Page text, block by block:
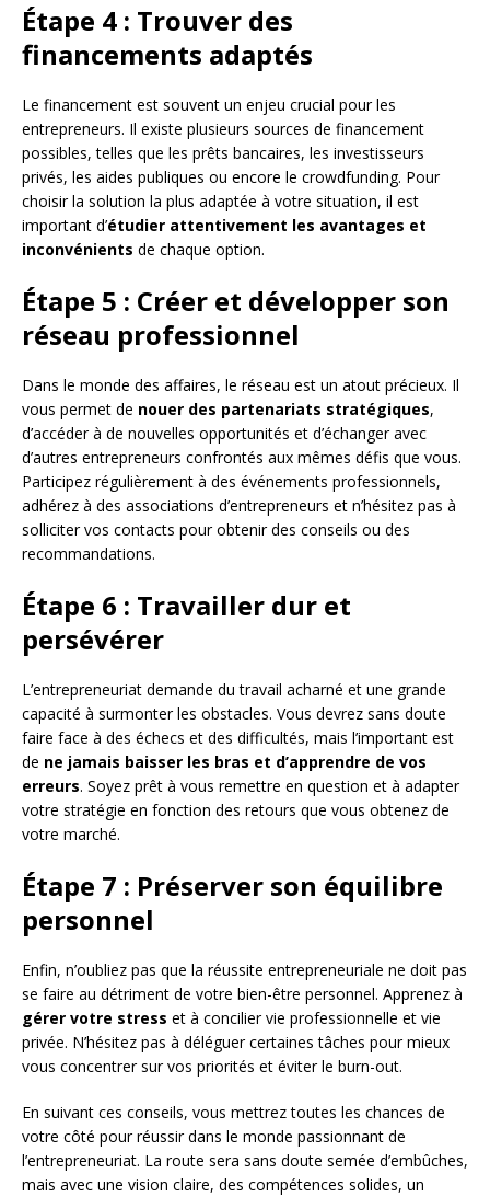
Étape 4 : Trouver des
financements adaptés
Le financement est souvent un enjeu crucial pour les
entrepreneurs. Il existe plusieurs sources de financement
possibles, telles que les prêts bancaires, les investisseurs
privés, les aides publiques ou encore le crowdfunding. Pour
choisir la solution la plus adaptée à votre situation, il est
important d’étudier attentivement les avantages et
inconvénients de chaque option.
Étape 5 : Créer et développer son
réseau professionnel
Dans le monde des affaires, le réseau est un atout précieux. Il
vous permet de nouer des partenariats stratégiques,
d’accéder à de nouvelles opportunités et d’échanger avec
d’autres entrepreneurs confrontés aux mêmes défis que vous.
Participez régulièrement à des événements professionnels,
adhérez à des associations d’entrepreneurs et n’hésitez pas à
solliciter vos contacts pour obtenir des conseils ou des
recommandations.
Étape 6 : Travailler dur et
persévérer
L’entrepreneuriat demande du travail acharné et une grande
capacité à surmonter les obstacles. Vous devrez sans doute
faire face à des échecs et des difficultés, mais l’important est
de ne jamais baisser les bras et d’apprendre de vos
erreurs. Soyez prêt à vous remettre en question et à adapter
votre stratégie en fonction des retours que vous obtenez de
votre marché.
Étape 7 : Préserver son équilibre
personnel
Enfin, n’oubliez pas que la réussite entrepreneuriale ne doit pas
se faire au détriment de votre bien-être personnel. Apprenez à
gérer votre stress et à concilier vie professionnelle et vie
privée. N’hésitez pas à déléguer certaines tâches pour mieux
vous concentrer sur vos priorités et éviter le burn-out.
En suivant ces conseils, vous mettrez toutes les chances de
votre côté pour réussir dans le monde passionnant de
l’entrepreneuriat. La route sera sans doute semée d’embûches,
mais avec une vision claire, des compétences solides, un